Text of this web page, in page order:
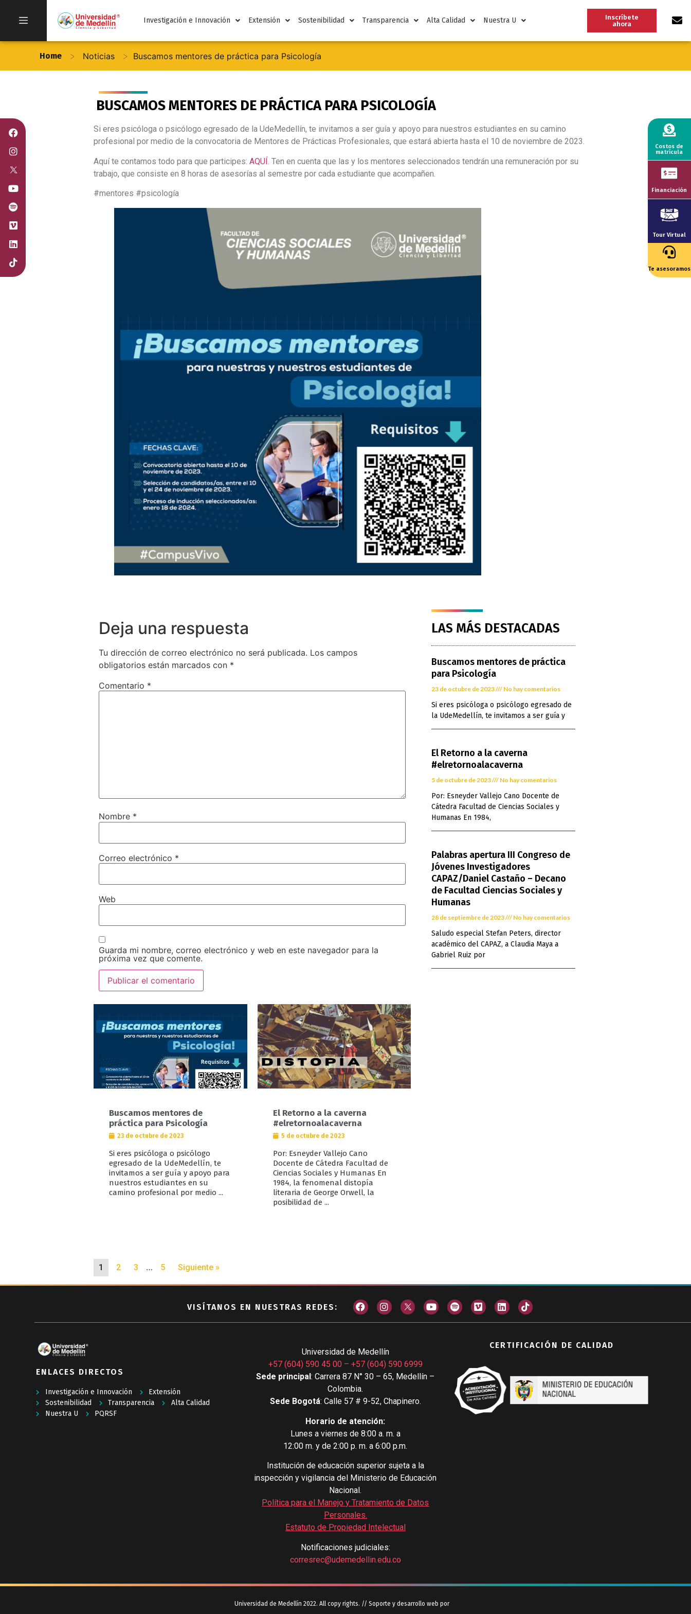
Investigación e Innovación Extensión Sostenibilidad Transparencia Alta Calidad Nuestra U
Inscríbete
ahora
Home > Noticias > Buscamos mentores de práctica para Psicología
BUSCAMOS MENTORES DE PRÁCTICA PARA PSICOLOGÍA
Si eres psicóloga o psicólogo egresado de la UdeMedellín, te invitamos a ser guía y apoyo para nuestros estudiantes en su camino
profesional por medio de la convocatoria de Mentores de Prácticas Profesionales, que estará abierta hasta el 10 de noviembre de 2023.
Aquí te contamos todo para que participes: AQUÍ . Ten en cuenta que las y los mentores seleccionados tendrán una remuneración por su
trabajo, que consiste en 8 horas de asesorías al semestre por cada estudiante que acompañen.
#mentores #psicología
Deja una respuesta
Tu dirección de correo electrónico no será publicada. Los campos
obligatorios están marcados con *
Comentario *
Nombre *
Correo electrónico *
Web
Guarda mi nombre, correo electrónico y web en este navegador para la
próxima vez que comente.
Buscamos mentores de
práctica para Psicología
23 de octubre de 2023
Si eres psicóloga o psicólogo
egresado de la UdeMedellín, te
invitamos a ser guía y apoyo para
nuestros estudiantes en su
camino profesional por medio ...
El Retorno a la caverna
#elretornoalacaverna
5 de octubre de 2023
Por: Esneyder Vallejo Cano
Docente de Cátedra Facultad de
Ciencias Sociales y Humanas En
1984, la fenomenal distopía
literaria de George Orwell, la
posibilidad de ...
1 2 3 … 5 Siguiente »
LAS MÁS DESTACADAS
Buscamos mentores de práctica
para Psicología
23 de octubre de 2023 No hay comentarios
Si eres psicóloga o psicólogo egresado de
la UdeMedellín, te invitamos a ser guía y
El Retorno a la caverna
#elretornoalacaverna
5 de octubre de 2023 No hay comentarios
Por: Esneyder Vallejo Cano Docente de
Cátedra Facultad de Ciencias Sociales y
Humanas En 1984,
Palabras apertura III Congreso de
Jóvenes Investigadores
CAPAZ/Daniel Castaño – Decano
de Facultad Ciencias Sociales y
Humanas
28 de septiembre de 2023 No hay comentarios
Saludo especial Stefan Peters, director
académico del CAPAZ, a Claudia Maya a
Gabriel Ruiz por
VISÍTANOS EN NUESTRAS REDES:
ENLACES DIRECTOS
Investigación e Innovación
Extensión
Sostenibilidad
Transparencia
Alta Calidad
Nuestra U
PQRSF
Universidad de Medellín
+57 (604) 590 45 00– +57 (604) 590 6999
Sede principal: Carrera 87 N° 30 – 65, Medellín –
Colombia.
Sede Bogotá: Calle 57 # 9-52, Chapinero.
Horario de atención:
Lunes a viernes de 8:00 a. m. a
12:00 m. y de 2:00 p. m. a 6:00 p.m.
Institución de educación superior sujeta a la
inspección y vigilancia del Ministerio de Educación
Nacional.
Política para el Manejo y Tratamiento de Datos
Personales.
Estatuto de Propiedad Intelectual
Notificaciones judiciales:
corresrec@udemedellin.edu.co
CERTIFICACIÓN DE CALIDAD
Universidad de Medellín 2022. All copy rights. // Soporte y desarrollo web por
Costos de
matrícula
Financiación
Tour Virtual
Te asesoramos